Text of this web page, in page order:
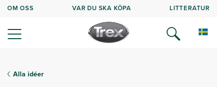
OM OSS VAR DU SKA KÖPA LITTERATUR
Alla idéer